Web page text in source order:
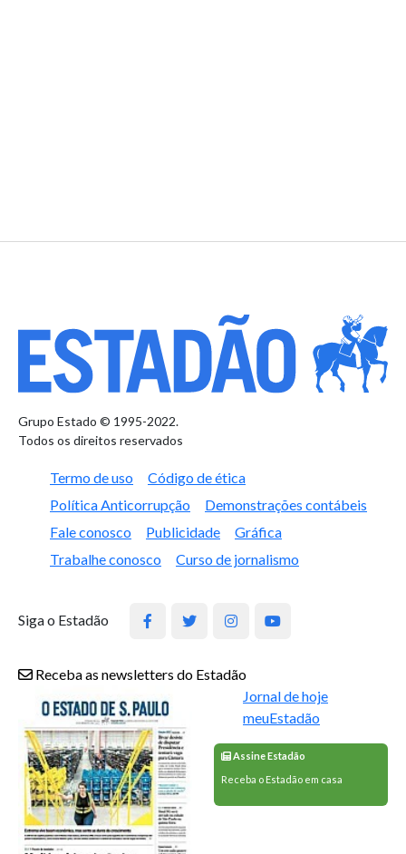
Grupo Estado © 1995-2022.
Todos os direitos reservados
Termo de uso
Código de ética
Política Anticorrupção
Demonstrações contábeis
Fale conosco
Publicidade
Gráfica
Trabalhe conosco
Curso de jornalismo
Siga o Estadão
Receba as newsletters do Estadão
Jornal de hoje
meuEstadão
Assine Estadão
Receba o Estadão em casa